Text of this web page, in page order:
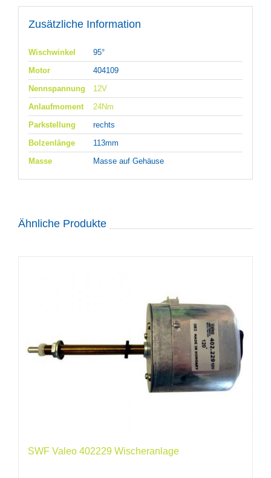
Zusätzliche Information
Wischwinkel
95°
Motor
404109
Nennspannung
12V
Anlaufmoment
24Nm
Parkstellung
rechts
Bolzenlänge
113mm
Masse
Masse auf Gehäuse
Ähnliche Produkte
SWF Valeo 402229 Wischeranlage